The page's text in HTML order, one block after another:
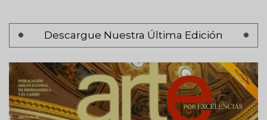
Descargue Nuestra Última Edición
Paginación
Página
anterior
‹ Anterior
Página 3
Siguiente
página
Siguiente >